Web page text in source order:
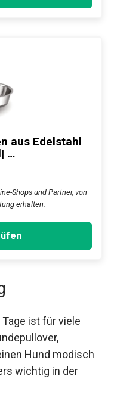
aus Edelstahl
…
Shops und Partner, von
erhalten.
ist für viele
Hund modisch
wichtig in der